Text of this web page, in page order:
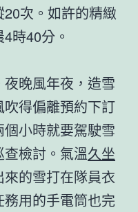
次。如許的精緻
時40分。
晚風年夜，造雪
得偏離預約下訂
小時就要駕駛雪
檢討。氣溫久坐
的雪打在隊員衣
用的手電筒也完